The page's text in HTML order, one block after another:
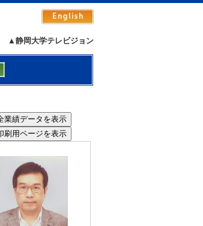
▲静岡大学テレビジョン